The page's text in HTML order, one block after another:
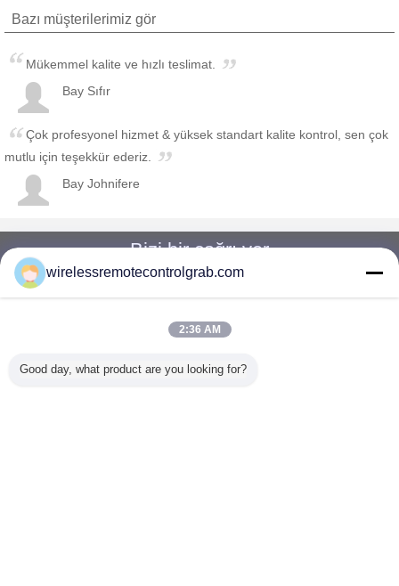
Bazı müşterilerimiz gör
Mükemmel kalite ve hızlı teslimat.
Bay Sıfır
Çok profesyonel hizmet & yüksek standart kalite kontrol, sen çok
mutlu için teşekkür ederiz.
Bay Johnifere
Bizi bir çağrı ver
Tüm ürünler
wirelessremotecontrolgrab.com
2:36 AM
Good day, what product are you looking for?